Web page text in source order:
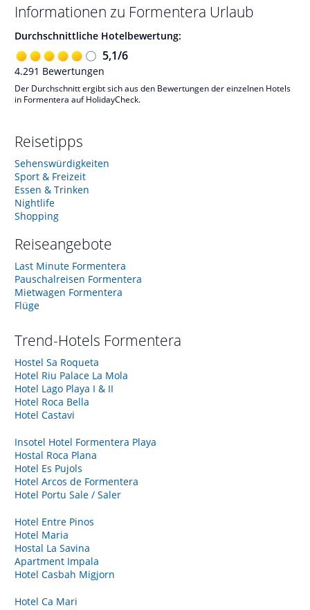
Informationen zu Formentera Urlaub
Durchschnittliche Hotelbewertung:
5,1/6
4.291 Bewertungen
Der Durchschnitt ergibt sich aus den Bewertungen der einzelnen Hotels
in Formentera auf HolidayCheck.
Reisetipps
Sehenswürdigkeiten
Sport & Freizeit
Essen & Trinken
Nightlife
Shopping
Reiseangebote
Last Minute Formentera
Pauschalreisen Formentera
Mietwagen Formentera
Flüge
Trend-Hotels Formentera
Hostel Sa Roqueta
Hotel Riu Palace La Mola
Hotel Lago Playa I & II
Hotel Roca Bella
Hotel Castavi
Insotel Hotel Formentera Playa
Hostal Roca Plana
Hotel Es Pujols
Hotel Arcos de Formentera
Hotel Portu Sale / Saler
Hotel Entre Pinos
Hotel Maria
Hostal La Savina
Apartment Impala
Hotel Casbah Migjorn
Hotel Ca Mari